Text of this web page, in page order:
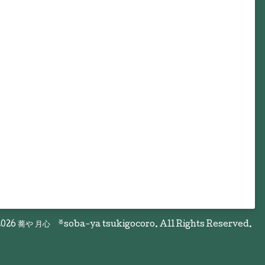
蕎や 月心 *soba-ya tsukigocoro. All Rights Reserved.